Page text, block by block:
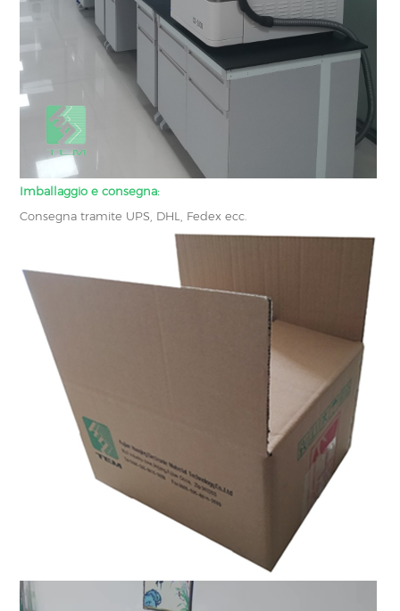
Imballaggio e consegna:
Consegna tramite UPS, DHL, Fedex ecc.